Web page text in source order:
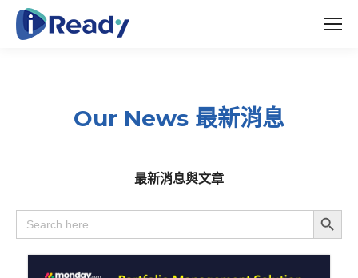
Our News 最新消息
最新消息與文章
Search
for:
Search Button